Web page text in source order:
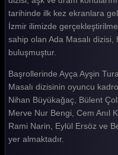
tarihinde ilk kez ekranlara
İzmir ilimizde
sahip olan Ada Masalı
buluşmuştur.
Başrollerinde Ayça Ayşin
Masalı dizisinin oyuncu
Nihan Büyükağaç, Bülent
Merve Nur Bengi, Cem Anıl
Rami Narin, Eylül Ersöz ve
yer almaktadır.